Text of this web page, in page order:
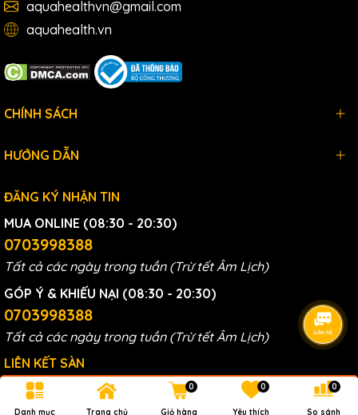
aquahealthvn@gmail.com
aquahealth.vn
CHÍNH SÁCH
HƯỚNG DẪN
ĐĂNG KÝ NHẬN TIN
MUA ONLINE (08:30 - 20:30)
0703998388
Tất cả các ngày trong tuần (Trừ tết Âm Lịch)
GÓP Ý & KHIẾU NẠI (08:30 - 20:30)
0703998388
Tất cả các ngày trong tuần (Trừ tết Âm Lịch)
LIÊN KẾT SÀN
Danh mục Trang chủ Giỏ hàng
0
Yêu thích
0
So sánh
0